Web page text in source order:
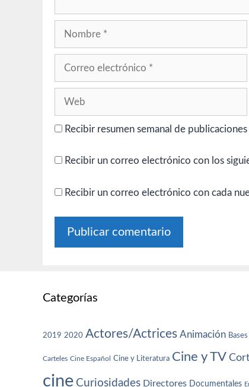
Recibir resumen semanal de
Recibir un correo electrónico con los
Recibir un correo electrónico con cada
Categorías
2019 2020 Actores/Actrices Animación
Carteles Cine Español Cine y Literatura Cine y TV
cine Curiosidades Directores Documentales